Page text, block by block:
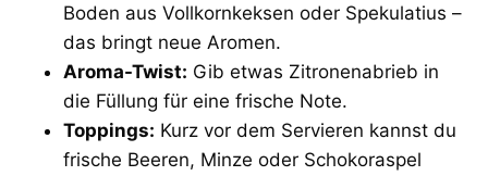
Boden aus Vollkornkeksen oder Spekulatius –
das bringt neue Aromen.
Aroma-Twist: Gib etwas Zitronenabrieb in
die Füllung für eine frische Note.
Toppings: Kurz vor dem Servieren kannst du
frische Beeren, Minze oder Schokoraspel